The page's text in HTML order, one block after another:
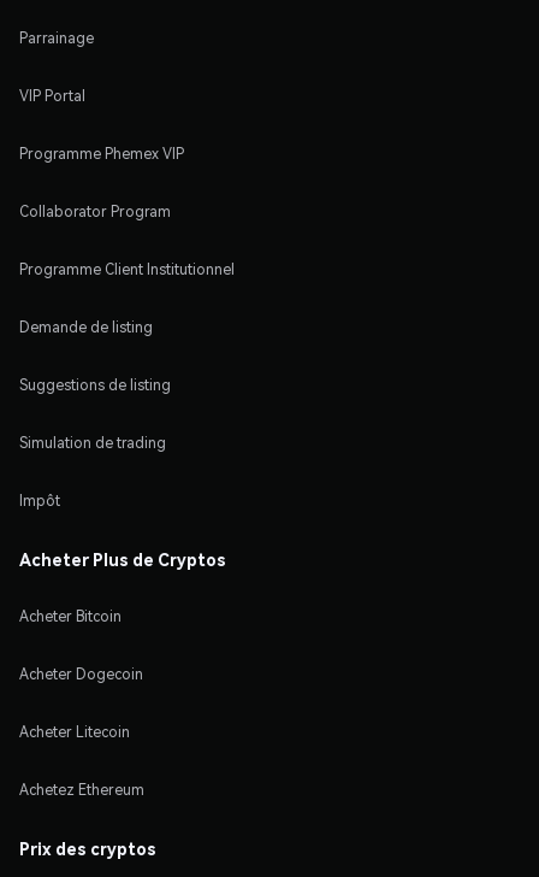
Parrainage
VIP Portal
Programme Phemex VIP
Collaborator Program
Programme Client Institutionnel
Demande de listing
Suggestions de listing
Simulation de trading
Impôt
Acheter Plus de Cryptos
Acheter Bitcoin
Acheter Dogecoin
Acheter Litecoin
Achetez Ethereum
Prix des cryptos